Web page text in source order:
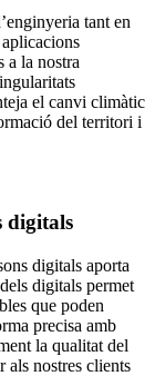
tant en
a la nostra
el canvi climàtic
del territori i
digitals
digitals aporta
digitals permet
que poden
precisa amb
la qualitat del
als nostres clients